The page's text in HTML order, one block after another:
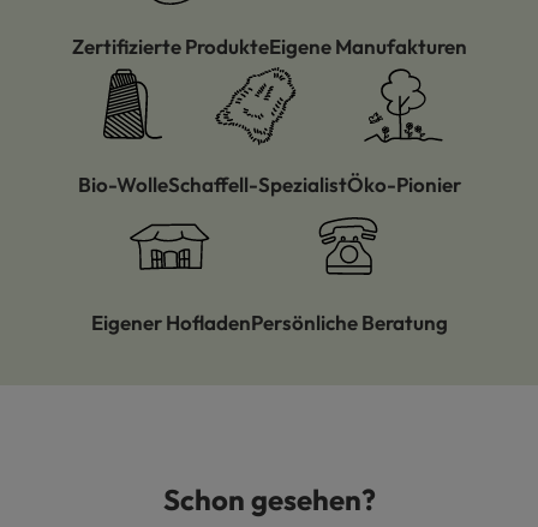
Zertifizierte ProdukteEigene Manufakturen
Bio-WolleSchaffell-SpezialistÖko-Pionier
Eigener HofladenPersönliche Beratung
Produktgalerie überspringenSchon gesehen?